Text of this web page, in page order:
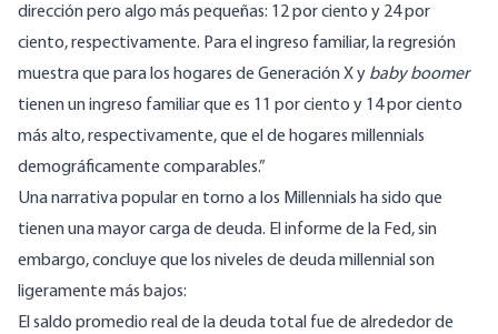
dirección pero algo más pequeñas: 12 por ciento y 24 por
ciento, respectivamente. Para el ingreso familiar, la regresión
muestra que para los hogares de Generación X y baby boomer
tienen un ingreso familiar que es 11 por ciento y 14 por ciento
más alto, respectivamente, que el de hogares millennials
demográficamente comparables.”
Una narrativa popular en torno a los Millennials ha sido que
tienen una mayor carga de deuda. El informe de la Fed, sin
embargo, concluye que los niveles de deuda millennial son
ligeramente más bajos:
El saldo promedio real de la deuda total fue de alrededor de